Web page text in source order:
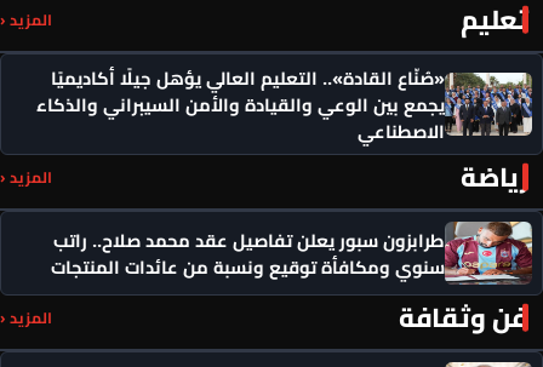
تعليم المزيد ‹
«صُنّاع القادة».. التعليم العالي يؤهل جيلًا أكاديميًا
يجمع بين الوعي والقيادة والأمن السيبراني والذكاء
الاصطناعي
رياضة المزيد ‹
طرابزون سبور يعلن تفاصيل عقد محمد صلاح.. راتب
سنوي ومكافأة توقيع ونسبة من عائدات المنتجات
فن وثقافة المزيد ‹